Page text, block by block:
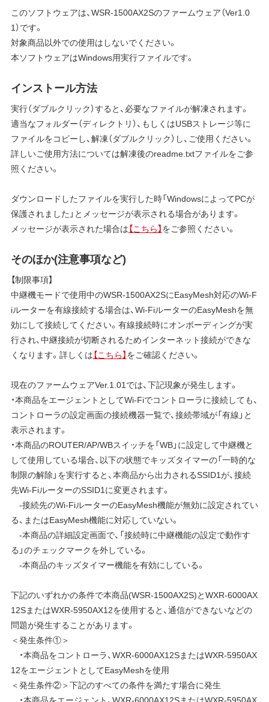
このソフトウェアは、WSR-1500AX2Sのファームウェア（Ver1.0
1）です。
対象商品以外での使用はしないでください。
本ソフトウェアはWindows用実行ファイルです。
インストール方法
実行（ダブルクリック）すると、必要なファイルが解凍されます。
適当なフォルダー（ディレクトリ）、もしくはUSBストレージ等に
ファイルをコピーし、解凍（ダブルクリック）し、ご使用ください。
詳しいご使用方法については解凍後のreadme.txtファイルをご参
照ください。
ダウンロードしたファイルを実行した時「WindowsによってPCが
保護されました」とメッセージが表示される場合があります。
メッセージが表示された場合は【こちら】をご参照ください。
そのほか(注意事項など)
【制限事項】
中継機モードで使用中のWSR-1500AX2SにEasyMesh対応のWi-F
iルーターを有線接続する場合は、Wi-FiルーターのEasyMeshを無
効にして接続してください。有線接続時にオンボーディングが実
行され、中継接続が切断されるためインターネット接続ができな
くなります。詳しくは【こちら】をご確認ください。
現在のファームウェアVer.1.01では、下記現象が発生します。
・本商品をエージェントとしてWi-Fiでコントローラに接続しても、
コントローラの設定画面の接続機器一覧で、接続帯域が「有線」と
表示されます。
・本商品のROUTER/AP/WBスイッチを「WB」に設定して中継機と
して使用している場合、以下の状態でキッズタイマーの「一時的な
制限の解除」を実行すると、本商品から出力されるSSID1が、接続
先Wi-FiルーターのSSID1に変更されます。
-接続先のWi-FiルーターのEasyMesh機能が無効に設定されてい
る、またはEasyMesh機能に対応していない。
-本商品の詳細設定画面で、「接続時に中継機能の設定で動作す
る」のチェックマークを外している。
-本商品のキッズタイマー機能を有効にしている。
下記のいずれかの条件で本商品(WSR-1500AX2S)とWXR-6000AX
12SまたはWXR-5950AX12を使用すると、通信ができないなどの
問題が発生することがあります。
＜発生条件①＞
・本商品をコントローラ、WXR-6000AX12SまたはWXR-5950AX
12をエージェントとしてEasyMeshを使用
＜発生条件②＞下記のすべての条件を満たす場合に発生
・本商品をエージェント、WXR-6000AX12SまたはWXR-5950AX